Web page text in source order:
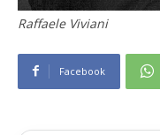
Raffaele Viviani
Facebook